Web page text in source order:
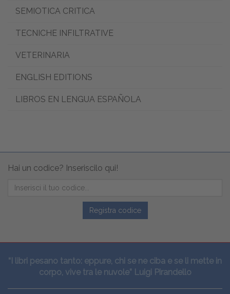
SEMIOTICA CRITICA
TECNICHE INFILTRATIVE
VETERINARIA
ENGLISH EDITIONS
LIBROS EN LENGUA ESPAÑOLA
Hai un codice? Inseriscilo qui!
Registra codice
“I libri pesano tanto: eppure, chi se ne ciba e se li mette in
corpo, vive tra le nuvole” Luigi Pirandello